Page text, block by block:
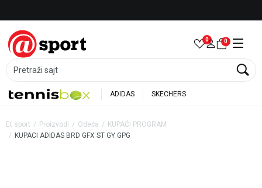
Pretraži sajt
0 0
ADIDAS SKECHERS
Et sport Proizvodi Odeća
KUPAĆI PROGRAM
KUPACI ADIDAS BRD GFX ST GY GPG